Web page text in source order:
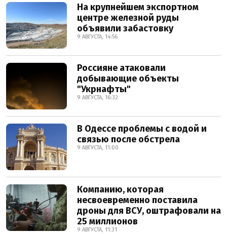
На крупнейшем экспортном
центре железной руды
объявили забастовку
9 АВГУСТА, 14:56
Россияне атаковали
добывающие объекты
"Укрнафты"
9 АВГУСТА, 16:32
В Одессе проблемы с водой и
связью после обстрела
9 АВГУСТА, 11:00
Компанию, которая
несвоевременно поставила
дроны для ВСУ, оштрафовали на
25 миллионов
9 АВГУСТА, 11:31